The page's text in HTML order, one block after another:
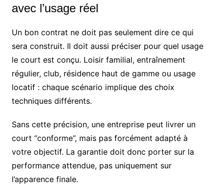
avec l’usage réel
Un bon contrat ne doit pas seulement dire ce qui
sera construit. Il doit aussi préciser pour quel usage
le court est conçu. Loisir familial, entraînement
régulier, club, résidence haut de gamme ou usage
locatif : chaque scénario implique des choix
techniques différents.
Sans cette précision, une entreprise peut livrer un
court “conforme”, mais pas forcément adapté à
votre objectif. La garantie doit donc porter sur la
performance attendue, pas uniquement sur
l’apparence finale.